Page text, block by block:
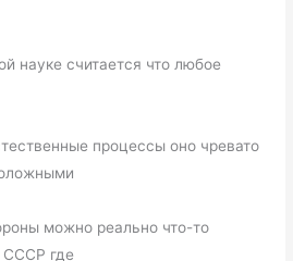
науке считается что любое
процессы оно чревато
можно реально что-то
СССР где